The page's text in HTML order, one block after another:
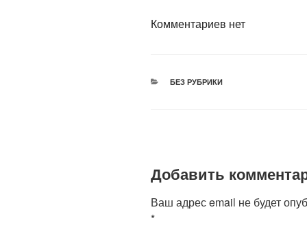
Комментариев нет
РУБРИКИ
БЕЗ РУБРИКИ
Добавить
Ваш адрес email не будет
*